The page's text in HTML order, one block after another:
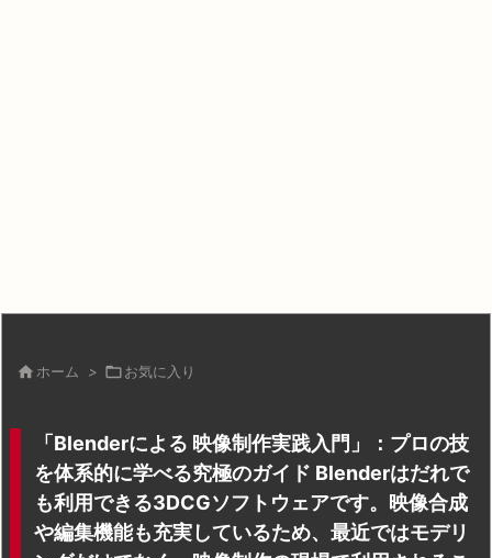
 ホーム > お気に入り
「Blenderによる 映像制作実践入門」：プロの技
を体系的に学べる究極のガイド Blenderはだれで
も利用できる3DCGソフトウェアです。映像合成
や編集機能も充実しているため、最近ではモデリ